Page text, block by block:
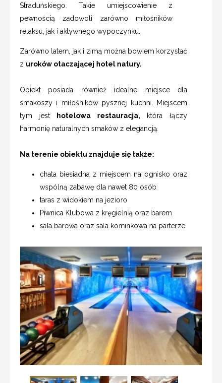
Straduńskiego. Takie umiejscowienie z
pewnością zadowoli zarówno miłośników
relaksu, jak i aktywnego wypoczynku.
Zarówno latem, jak i zimą można bowiem korzystać
z uroków otaczającej hotel natury.
Obiekt posiada również idealne miejsce dla
smakoszy i miłośników pysznej kuchni. Miejscem
tym jest hotelowa restauracja, która łączy
harmonię naturalnych smaków z elegancją.
Na terenie obiektu znajduje się także:
chata biesiadna z miejscem na ognisko oraz
wspólną zabawę dla nawet 80 osób
taras z widokiem na jezioro
Piwnica Klubowa z kręgielnią oraz barem
sala barowa oraz sala kominkowa na parterze